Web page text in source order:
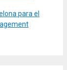
para el